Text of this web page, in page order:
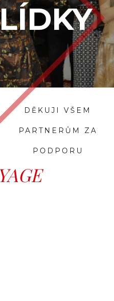
DĚKUJI VŠEM
PARTNERŮM ZA
PODPORU